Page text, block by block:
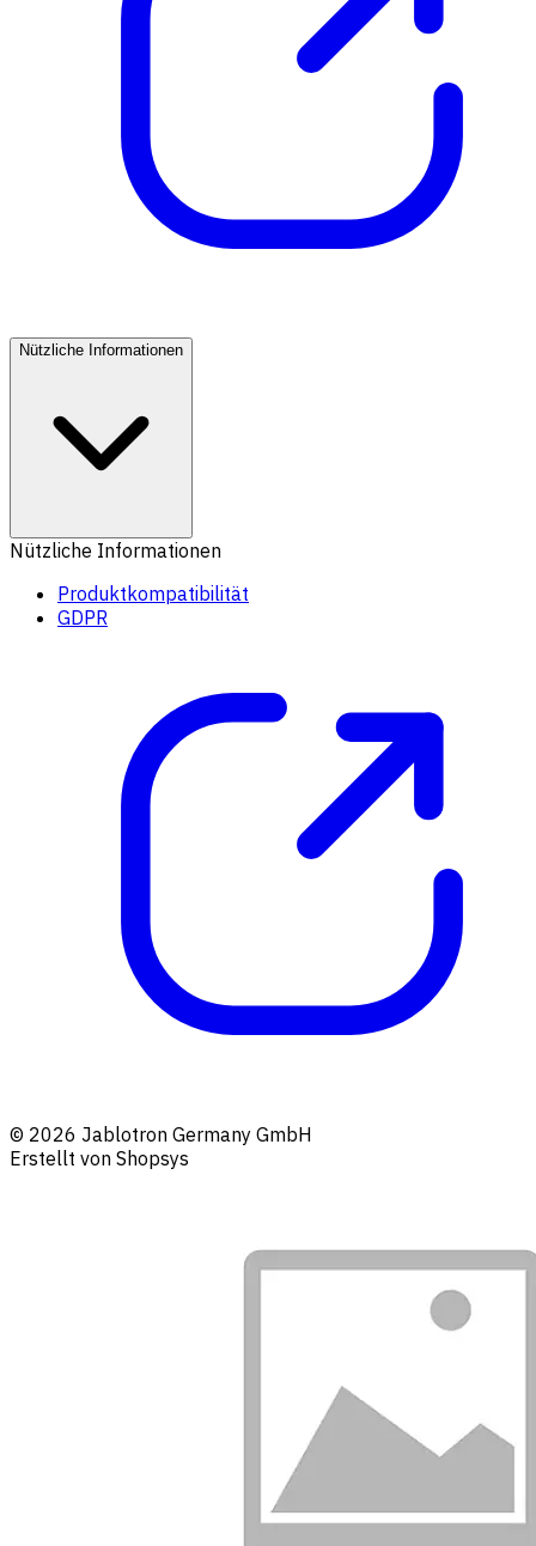
Nützliche Informationen
Nützliche Informationen
Produktkompatibilität
GDPR
© 2026 Jablotron Germany GmbH
Erstellt von Shopsys